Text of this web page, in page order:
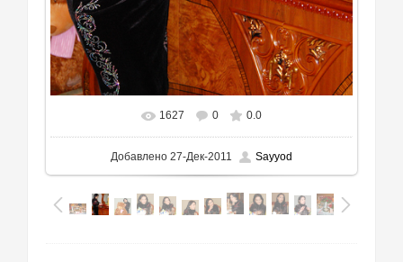
1627 0 0.0
Добавлено 27-Дек-2011 Sayyod